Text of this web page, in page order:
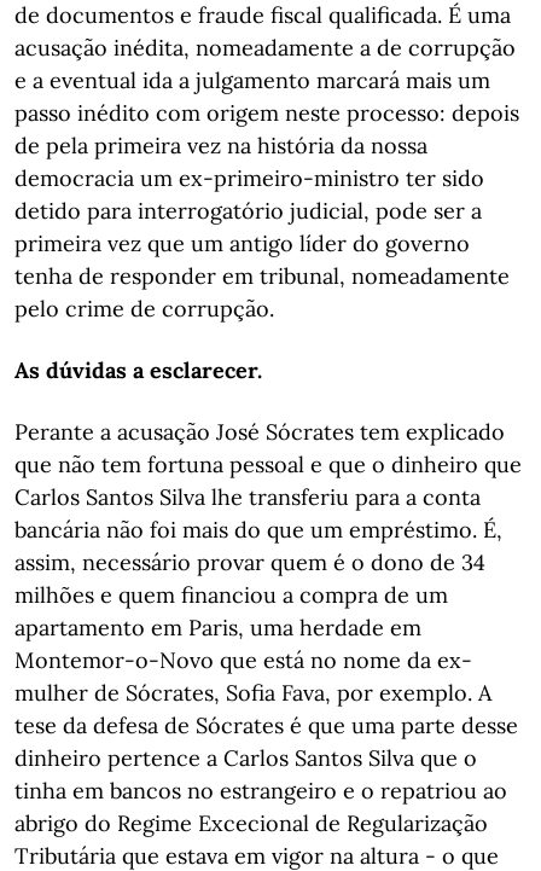
de documentos e fraude fiscal qualificada. É uma
acusação inédita, nomeadamente a de corrupção
e a eventual ida a julgamento marcará mais um
passo inédito com origem neste processo: depois
de pela primeira vez na história da nossa
democracia um ex-primeiro-ministro ter sido
detido para interrogatório judicial, pode ser a
primeira vez que um antigo líder do governo
tenha de responder em tribunal, nomeadamente
pelo crime de corrupção.
As dúvidas a esclarecer.
Perante a acusação José Sócrates tem explicado
que não tem fortuna pessoal e que o dinheiro que
Carlos Santos Silva lhe transferiu para a conta
bancária não foi mais do que um empréstimo. É,
assim, necessário provar quem é o dono de 34
milhões e quem financiou a compra de um
apartamento em Paris, uma herdade em
Montemor-o-Novo que está no nome da ex-
mulher de Sócrates, Sofia Fava, por exemplo. A
tese da defesa de Sócrates é que uma parte desse
dinheiro pertence a Carlos Santos Silva que o
tinha em bancos no estrangeiro e o repatriou ao
abrigo do Regime Excecional de Regularização
Tributária que estava em vigor na altura - o que